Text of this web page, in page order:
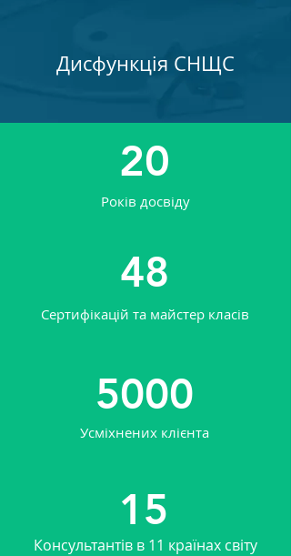
Дисфункція СНЩС
20
Років досвіду
48
Сертифікацій та майстер класів
5000
Усміхнених клієнта
15
Консультантів в 11 країнах світу